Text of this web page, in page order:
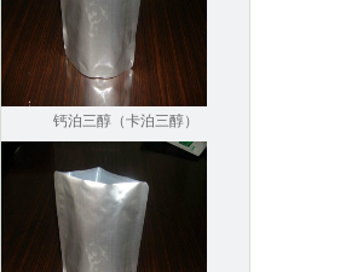
钙泊三醇（卡泊三醇）